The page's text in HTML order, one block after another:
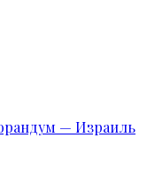
— Израиль